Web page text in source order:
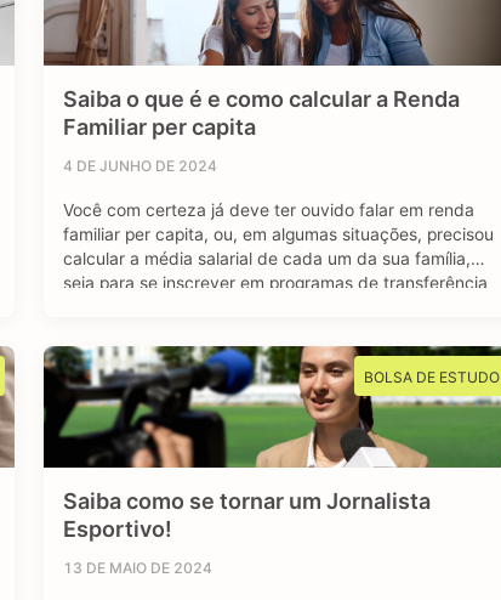
Saiba o que é e como calcular a Renda
Familiar per capita
4 DE JUNHO DE 2024
Você com certeza já deve ter ouvido falar em renda
familiar per capita, ou, em algumas situações, precisou
calcular a média salarial de cada um da sua família,
seja para se inscrever em programas de transferência
Mas afinal, …
BOLSA DE ESTUDO
Saiba como se tornar um Jornalista
Esportivo!
13 DE MAIO DE 2024